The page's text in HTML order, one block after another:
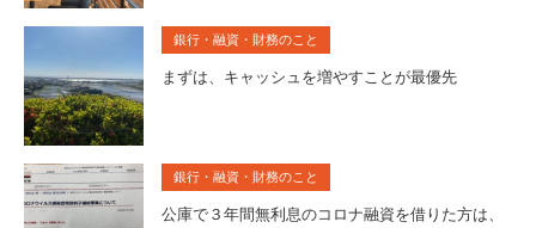
銀行・融資・財務のこと
まずは、キャッシュを増やすことが最優先
銀行・融資・財務のこと
公庫で３年間無利息のコロナ融資を借りた方は、